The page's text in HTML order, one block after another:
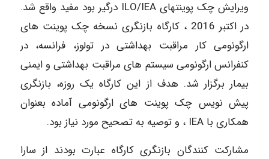
ویرایش چک پوینتهای ILO/IEA درگیر بود مفید واقع شد.
در اکتبر 2016 ، کارگاه بازنگری نسخه چک پوینت های
ارگونومی کار مراقبت بهداشتی در تولوز، فرانسه، در
کنفرانس ارگونومی سیستم های مراقبت بهداشتی و ایمنی
بیمار برگزار شد. هدف از این کارگاه یک روزه، بازنگری
پیش نویس چک پوینت های ارگونومی آماده بعنوان
همکاری با IEA ، و توصیه به تصحیح مورد نیاز بود.
مشارکت کنندگان بازنگری کارگاه عبارت بودند از سارا